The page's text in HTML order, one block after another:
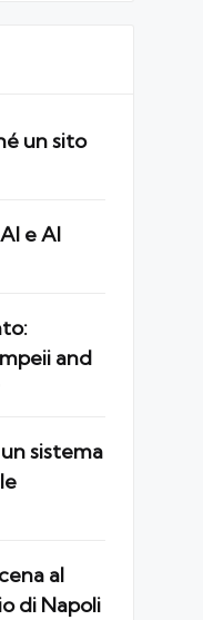
un sito
e AI
and
sistema
al
di Napoli